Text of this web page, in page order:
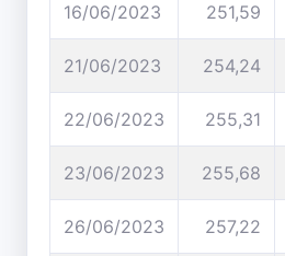
16/06/2023 251,59
21/06/2023 254,24
22/06/2023 255,31
23/06/2023 255,68
26/06/2023 257,22